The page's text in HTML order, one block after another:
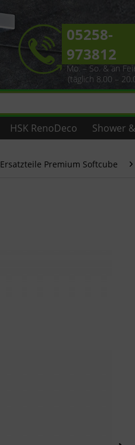
05258-
973812
Mo. – So. & an
(täglich 8.00 –
HSK RenoDeco Shower
Ersatzteile Premium Softcube